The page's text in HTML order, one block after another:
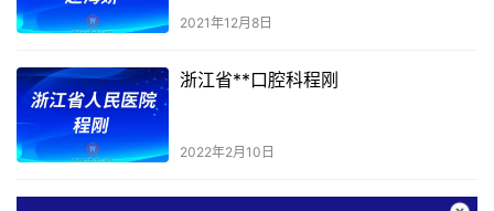
2021年12月8日
浙江省**口腔科程刚
2022年2月10日